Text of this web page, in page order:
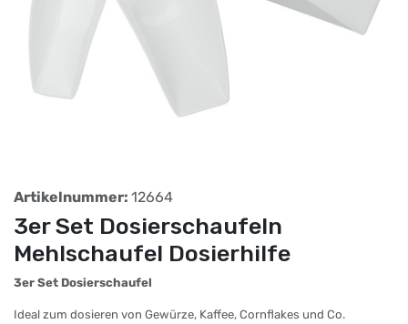
Artikelnummer: 12664
3er Set Dosierschaufeln
Mehlschaufel Dosierhilfe
3er Set Dosierschaufel
Ideal zum dosieren von Gewürze, Kaffee, Cornflakes und Co.